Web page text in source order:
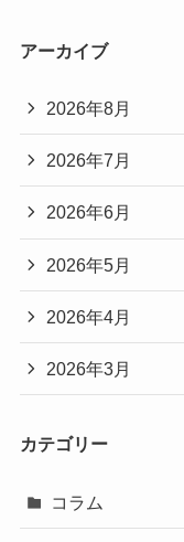
アーカイブ
2026年8月
2026年7月
2026年6月
2026年5月
2026年4月
2026年3月
カテゴリー
コラム